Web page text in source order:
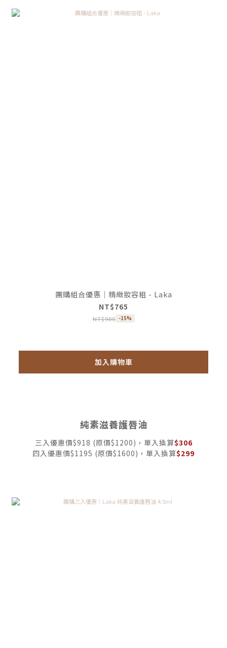
團購組合優惠｜精緻妝容粗 - Laka
NT$765
NT$900 -15%
加入購物車
純素滋養護唇油
三入優惠價$918 (原價$1200)，單入換算$306
四入優惠價$1195 (原價$1600)，單入換算$299